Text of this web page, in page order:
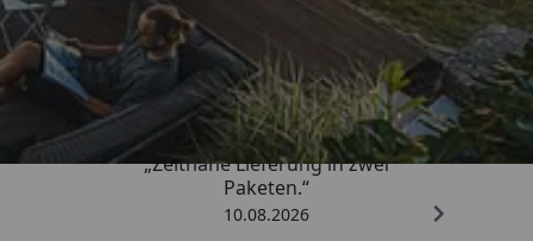
Trusted Shops
4,81/ 5
„Zeitnahe Lieferung in zwei
Paketen.“
10.08.2026